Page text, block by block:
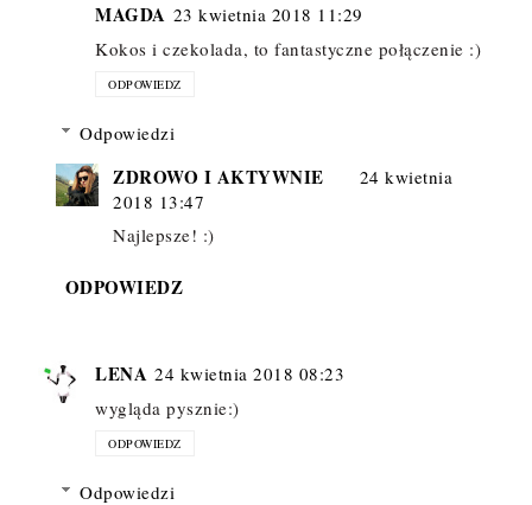
MAGDA 23 kwietnia 2018 11:29
Kokos i czekolada, to fantastyczne połączenie :)
ODPOWIEDZ
Odpowiedzi
ZDROWO I AKTYWNIE
24 kwietnia
2018 13:47
Najlepsze! :)
ODPOWIEDZ
LENA 24 kwietnia 2018 08:23
wygląda pysznie:)
ODPOWIEDZ
Odpowiedzi